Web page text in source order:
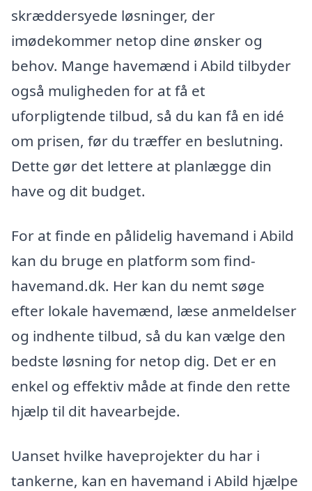
skræddersyede løsninger, der
imødekommer netop dine ønsker og
behov. Mange havemænd i Abild tilbyder
også muligheden for at få et
uforpligtende tilbud, så du kan få en idé
om prisen, før du træffer en beslutning.
Dette gør det lettere at planlægge din
have og dit budget.
For at finde en pålidelig havemand i Abild
kan du bruge en platform som find-
havemand.dk. Her kan du nemt søge
efter lokale havemænd, læse anmeldelser
og indhente tilbud, så du kan vælge den
bedste løsning for netop dig. Det er en
enkel og effektiv måde at finde den rette
hjælp til dit havearbejde.
Uanset hvilke haveprojekter du har i
tankerne, kan en havemand i Abild hjælpe